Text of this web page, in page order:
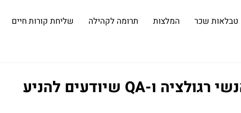
טבלאות שכר המלצות תרומה לקהילה שליחת קורות חיים
איך מגייסים אנשי רגולציה ו-QA שיודעים להניע